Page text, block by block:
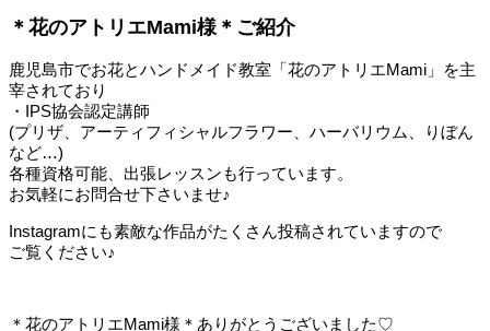
＊花のアトリエMami様＊ご紹介
鹿児島市でお花とハンドメイド教室「花のアトリエMami」を主
宰されており
・IPS協会認定講師
(プリザ、アーティフィシャルフラワー、ハーバリウム、りぼん
など…)
各種資格可能、出張レッスンも行っています。
お気軽にお問合せ下さいませ♪
Instagramにも素敵な作品がたくさん投稿されていますので
ご覧ください♪
＊花のアトリエMami様＊ありがとうございました♡